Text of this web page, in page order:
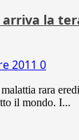
la
2011 0
rara
il mondo. I...